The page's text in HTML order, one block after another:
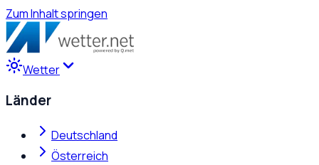
Zum Inhalt springen
Wetter
Länder
Deutschland
Österreich